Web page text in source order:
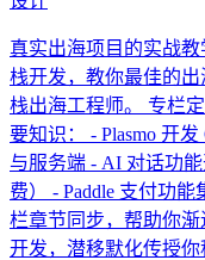
真实出海项目的实战教
栈开发，教你最佳的
栈出海工程师。 专栏
要知识： - Plasmo 开
与服务端 - AI 对话功
费） - Paddle 支付功
栏章节同步，帮助你
开发，潜移默化传授你